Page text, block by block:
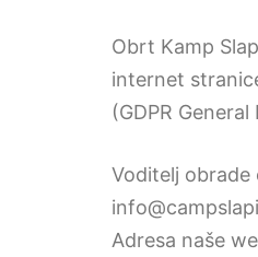
Obrt Kamp
internet
(GDPR
Voditelj obrade
Adresa naše